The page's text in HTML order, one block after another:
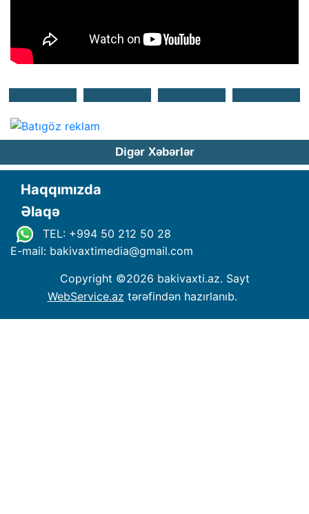
Digər Xəbərlər
Haqqımızda
Əlaqə
TEL: +994 50 212 50 28
E-mail: bakivaxtimedia@gmail.com
Copyright ©2026 bakivaxti.az. Sayt
WebService.az tərəfindən hazırlanıb.